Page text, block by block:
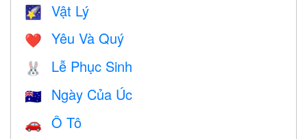
🌠 Vật Lý
❤️️ Yêu Và Quý
🐰 Lễ Phục Sinh
🇦🇺 Ngày Của Úc
🚗 Ô Tô